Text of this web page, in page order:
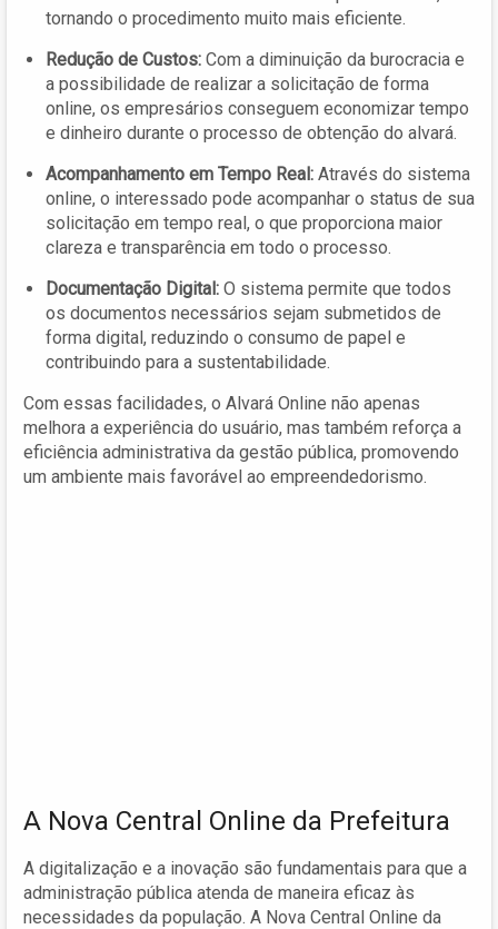
tornando o procedimento muito mais eficiente.
Redução de Custos: Com a diminuição da burocracia e
a possibilidade de realizar a solicitação de forma
online, os empresários conseguem economizar tempo
e dinheiro durante o processo de obtenção do alvará.
Acompanhamento em Tempo Real: Através do sistema
online, o interessado pode acompanhar o status de sua
solicitação em tempo real, o que proporciona maior
clareza e transparência em todo o processo.
Documentação Digital: O sistema permite que todos
os documentos necessários sejam submetidos de
forma digital, reduzindo o consumo de papel e
contribuindo para a sustentabilidade.
Com essas facilidades, o Alvará Online não apenas
melhora a experiência do usuário, mas também reforça a
eficiência administrativa da gestão pública, promovendo
um ambiente mais favorável ao empreendedorismo.
A Nova Central Online da Prefeitura
A digitalização e a inovação são fundamentais para que a
administração pública atenda de maneira eficaz às
necessidades da população. A Nova Central Online da